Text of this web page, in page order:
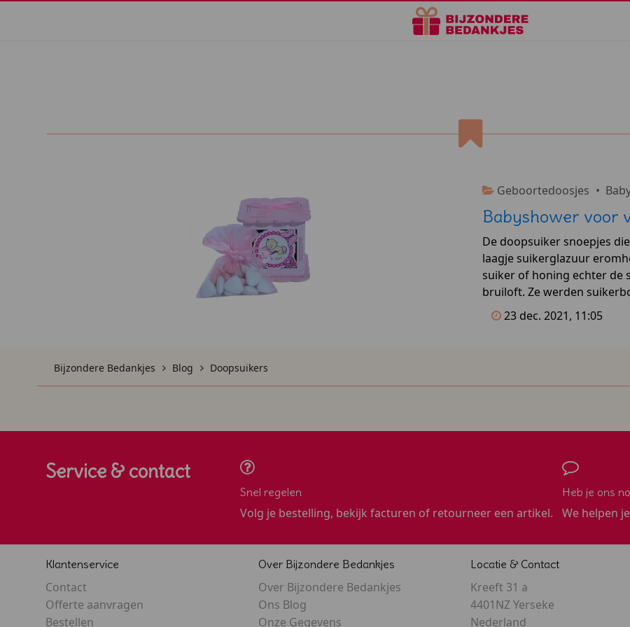
Geboortedoosjes •
Babyshower voor
De doopsuiker snoepjes
laagje suikerglazuur
suiker of honing echter de
bruiloft. Ze werden
23 dec. 2021, 11:05
Bijzondere Bedankjes Blog Doopsuikers
Service & contact
Snel regelen
Volg je bestelling, bekijk facturen of retourneer een artikel.
Heb je ons
We helpen
Klantenservice
Contact
Offerte aanvragen
Bestellen
Over Bijzondere Bedankjes
Over Bijzondere Bedankjes
Ons Blog
Onze Gegevens
Locatie & Contact
Kreeft 31 a
4401NZ Yerseke
Nederland